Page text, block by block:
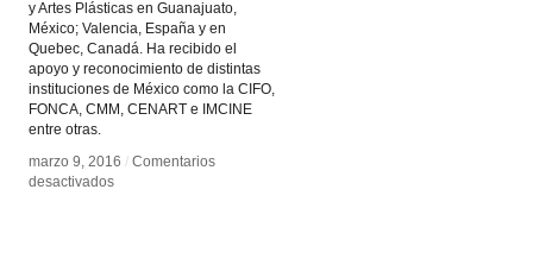
y Artes Plásticas en Guanajuato,
México; Valencia, España y en
Quebec, Canadá. Ha recibido el
apoyo y reconocimiento de distintas
instituciones de México como la CIFO,
FONCA, CMM, CENART e IMCINE
entre otras.
marzo 9, 2016 / Comentarios
desactivadosen
marzo 9, 2016 / Comentarios
desactivadosen